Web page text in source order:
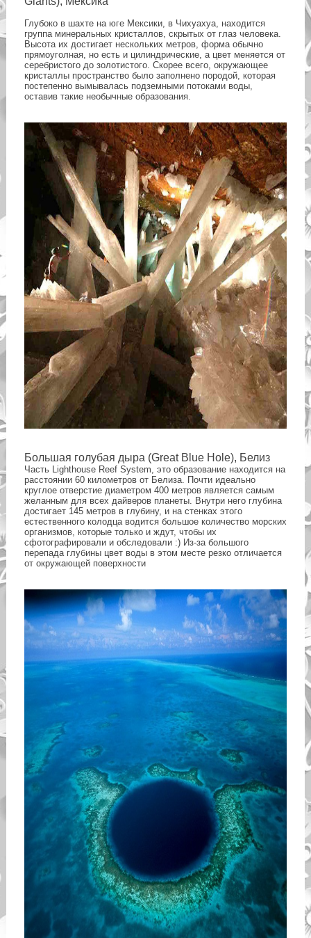
Глубоко в шахте на юге Мексики, в Чихуахуа, находится
группа минеральных кристаллов, скрытых от глаз человека.
Высота их достигает нескольких метров, форма обычно
прямоуголная, но есть и цилиндрические, а цвет меняется от
серебристого до золотистого. Скорее всего, окружающее
кристаллы пространство было заполнено породой, которая
постепенно вымывалась подземными потоками воды,
оставив такие необычные образования.
Большая голубая дыра (Great Blue Hole), Белиз
Часть Lighthouse Reef System, это образование находится на
расстоянии 60 километров от Белиза. Почти идеально
круглое отверстие диаметром 400 метров является самым
желанным для всех дайверов планеты. Внутри него глубина
достигает 145 метров в глубину, и на стенках этого
естественного колодца водится большое количество морских
организмов, которые только и ждут, чтобы их
сфотографировали и обследовали :) Из-за большого
перепада глубины цвет воды в этом месте резко отличается
от окружающей поверхности